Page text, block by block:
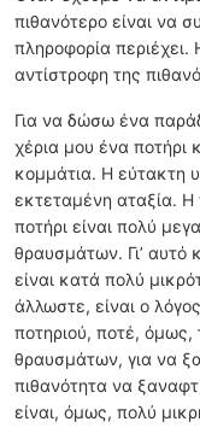
πιθανότερο είναι να
πληροφορία περιέχει.
αντίστροφη της
Για να δώσω ένα
χέρια μου ένα ποτήρι
κομμάτια. Η εύτακτη
εκτεταμένη αταξία. Η
ποτήρι είναι πολύ
θραυσμάτων. Γι’ αυτό
είναι κατά πολύ
άλλωστε, είναι ο
ποτηριού, ποτέ,
θραυσμάτων, για να
πιθανότητα να
είναι, όμως, πολύ